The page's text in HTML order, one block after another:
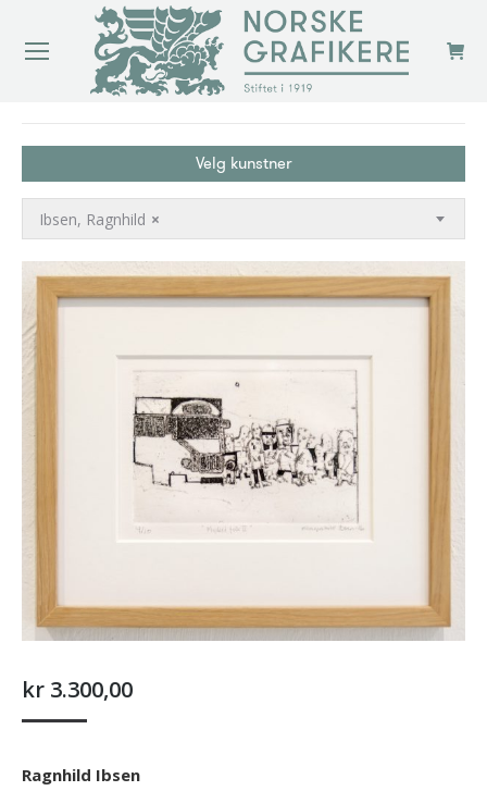
Velg kunstner
×
Ibsen, Ragnhild
kr 3.300,00
Ragnhild Ibsen